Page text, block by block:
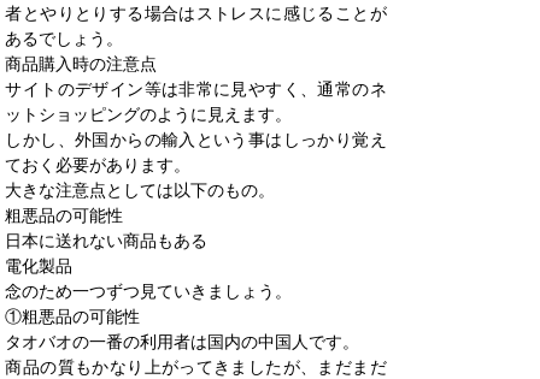
者とやりとりする場合はストレスに感じることが
あるでしょう。
商品購入時の注意点
サイトのデザイン等は非常に見やすく、通常のネ
ットショッピングのように見えます。
しかし、外国からの輸入という事はしっかり覚え
ておく必要があります。
大きな注意点としては以下のもの。
粗悪品の可能性
日本に送れない商品もある
電化製品
念のため一つずつ見ていきましょう。
①粗悪品の可能性
タオバオの一番の利用者は国内の中国人です。
商品の質もかなり上がってきましたが、まだまだ